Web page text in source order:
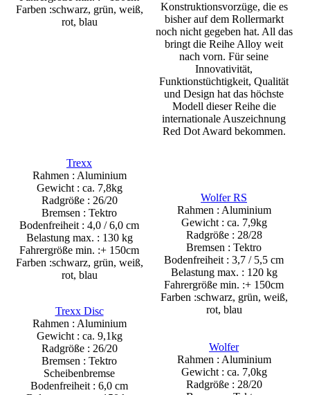
Farben :schwarz, grün, weiß,
rot, blau
Konstruktionsvorzüge, die es
bisher auf dem Rollermarkt
noch nicht gegeben hat. All das
bringt die Reihe Alloy weit
nach vorn. Für seine
Innovativität,
Funktionstüchtigkeit, Qualität
und Design hat das höchste
Modell dieser Reihe die
internationale Auszeichnung
Red Dot Award bekommen.
Trexx
Rahmen : Aluminium
Gewicht : ca. 7,8kg
Radgröße : 26/20
Bremsen : Tektro
Bodenfreiheit : 4,0 / 6,0 cm
Belastung max. : 130 kg
Fahrergröße min. :+ 150cm
Farben :schwarz, grün, weiß,
rot, blau
Trexx Disc
Rahmen : Aluminium
Gewicht : ca. 9,1kg
Radgröße : 26/20
Bremsen : Tektro
Scheibenbremse
Bodenfreiheit : 6,0 cm
Wolfer RS
Rahmen : Aluminium
Gewicht : ca. 7,9kg
Radgröße : 28/28
Bremsen : Tektro
Bodenfreiheit : 3,7 / 5,5 cm
Belastung max. : 120 kg
Fahrergröße min. :+ 150cm
Farben :schwarz, grün, weiß,
rot, blau
Wolfer
Rahmen : Aluminium
Gewicht : ca. 7,0kg
Radgröße : 28/20